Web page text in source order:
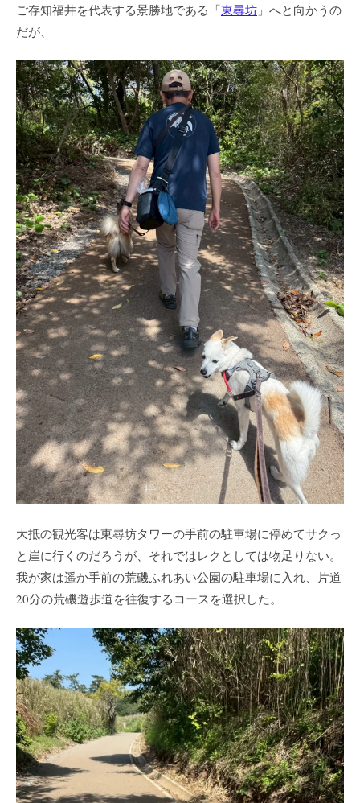
ご存知福井を代表する景勝地である「東尋坊 」へと向かうの
だが、
大抵の観光客は東尋坊タワーの手前の駐車場に停めてサクっ
と崖に行くのだろうが、それではレクとしては物足りない。
我が家は遥か手前の荒磯ふれあい公園の駐車場に入れ、片道
20分の荒磯遊歩道を往復するコースを選択した。